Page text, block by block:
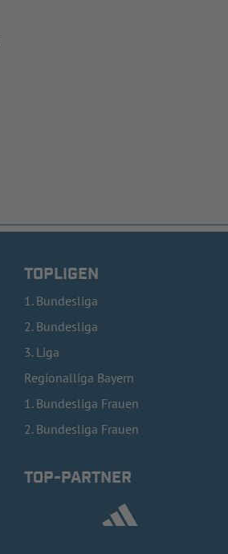
TOPLIGEN
1. Bundesliga
2. Bundesliga
3. Liga
Regionalliga Bayern
1. Bundesliga Frauen
2. Bundesliga Frauen
TOP-PARTNER